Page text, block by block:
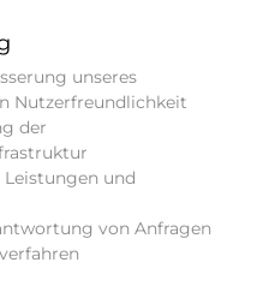
unseres
Nutzerfreundlichkeit
der
und
von Anfragen